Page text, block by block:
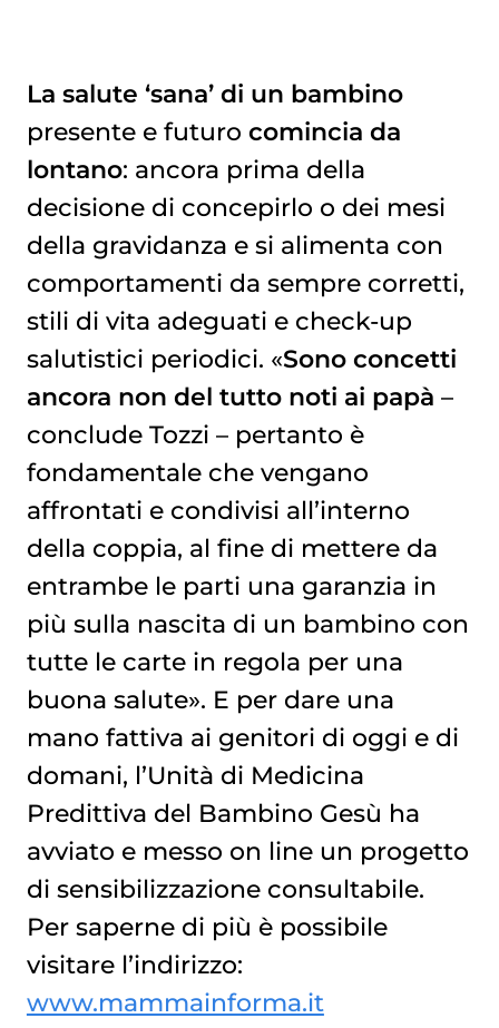
La salute ‘sana’ di un bambino
presente e futuro comincia da
lontano: ancora prima della
decisione di concepirlo o dei mesi
della gravidanza e si alimenta con
comportamenti da sempre corretti,
stili di vita adeguati e check-up
salutistici periodici. «Sono concetti
ancora non del tutto noti ai papà –
conclude Tozzi – pertanto è
fondamentale che vengano
affrontati e condivisi all’interno
della coppia, al fine di mettere da
entrambe le parti una garanzia in
più sulla nascita di un bambino con
tutte le carte in regola per una
buona salute». E per dare una
mano fattiva ai genitori di oggi e di
domani, l’Unità di Medicina
Predittiva del Bambino Gesù ha
avviato e messo on line un progetto
di sensibilizzazione consultabile.
Per saperne di più è possibile
visitare l’indirizzo:
www.mammainforma.it